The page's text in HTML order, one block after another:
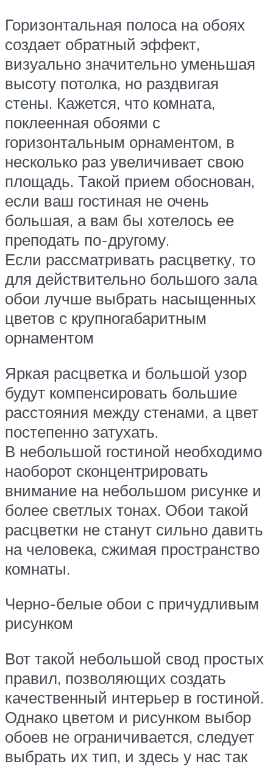
Горизонтальная полоса на обоях
создает обратный эффект,
визуально значительно уменьшая
высоту потолка, но раздвигая
стены. Кажется, что комната,
поклеенная обоями с
горизонтальным орнаментом, в
несколько раз увеличивает свою
площадь. Такой прием обоснован,
если ваш гостиная не очень
большая, а вам бы хотелось ее
преподать по-другому.
Если рассматривать расцветку, то
для действительно большого зала
обои лучше выбрать насыщенных
цветов с крупногабаритным
орнаментом
Яркая расцветка и большой узор
будут компенсировать большие
расстояния между стенами, а цвет
постепенно затухать.
В небольшой гостиной необходимо
наоборот сконцентрировать
внимание на небольшом рисунке и
более светлых тонах. Обои такой
расцветки не станут сильно давить
на человека, сжимая пространство
комнаты.
Черно-белые обои с причудливым
рисунком
Вот такой небольшой свод простых
правил, позволяющих создать
качественный интерьер в гостиной.
Однако цветом и рисунком выбор
обоев не ограничивается, следует
выбрать их тип, и здесь у нас так